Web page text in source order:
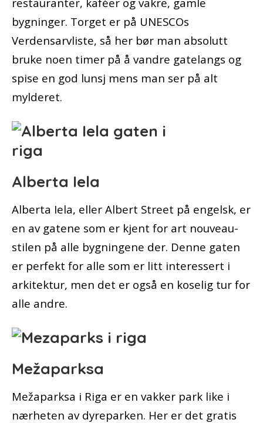
bygninger. Torget er på UNESCOs
Verdensarvliste, så her bør man absolutt
bruke noen timer på å vandre gatelangs og
spise en god lunsj mens man ser på alt
mylderet.
Alberta Iela
Alberta Iela, eller Albert Street på engelsk, er
en av gatene som er kjent for art nouveau-
stilen på alle bygningene der. Denne gaten
er perfekt for alle som er litt interessert i
arkitektur, men det er også en koselig tur for
alle andre.
Mežaparksa
Mežaparksa i Riga er en vakker park like i
nærheten av dyreparken. Her er det gratis